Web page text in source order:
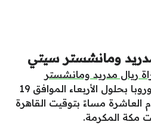
ومانشستر سيتي
ريال مدريد ومانشستر
في دوري أبطال أوروبا بحلول الأربعاء الموافق 19
العاشرة مساءً بتوقيت القاهرة
مكة المكرمة.